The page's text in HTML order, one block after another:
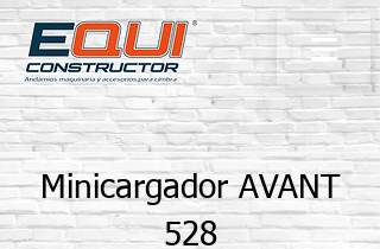
Minicargador AVANT
528